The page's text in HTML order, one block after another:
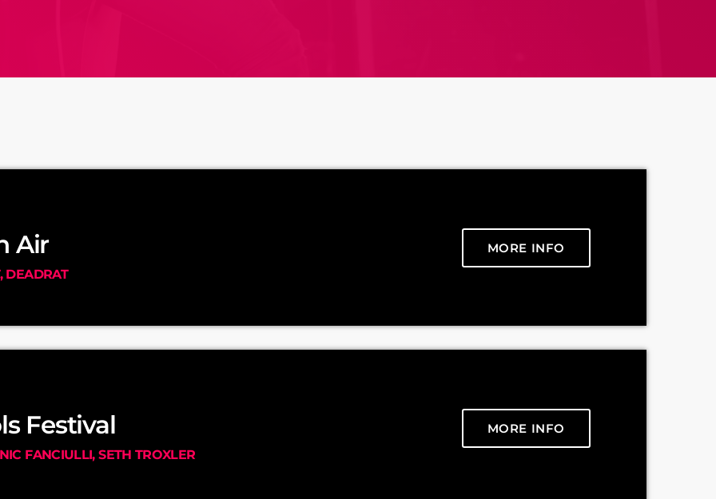
Air
DEADRAT
MORE INFO
Festival
FANCIULLI, SETH TROXLER
MORE INFO